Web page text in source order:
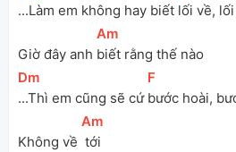
...Làm em không hay biết lối về,
Giờ đây anh
[
Am
biết rằng thế nào
[Dm
...Thì em cũng sẽ cứ
[F
bước hoài,
Không về
[
Am
tới